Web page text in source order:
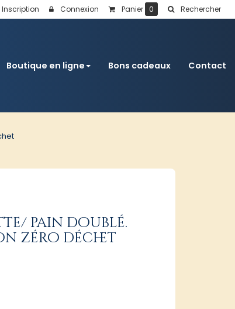
Boutique en ligne Bons cadeaux Contact
pain doublé.
zéro déchet
Inscription Connexion Panier 0 Rechercher